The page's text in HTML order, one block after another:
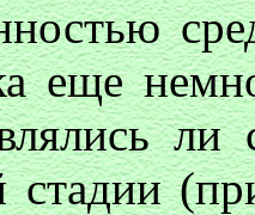
еще
ли
стадии